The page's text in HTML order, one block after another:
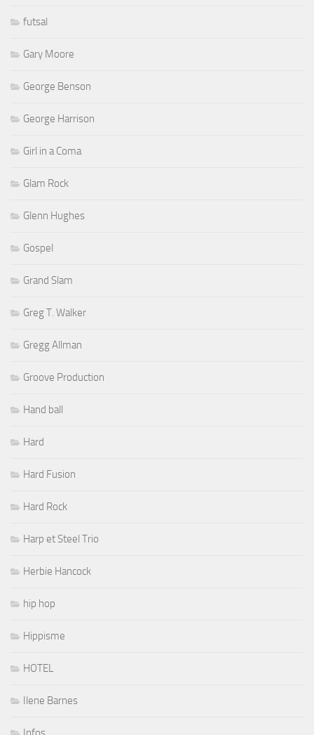
futsal
Gary Moore
George Benson
George Harrison
Girl in a Coma
Glam Rock
Glenn Hughes
Gospel
Grand Slam
Greg T. Walker
Gregg Allman
Groove Production
Hand ball
Hard
Hard Fusion
Hard Rock
Harp et Steel Trio
Herbie Hancock
hip hop
Hippisme
HOTEL
Ilene Barnes